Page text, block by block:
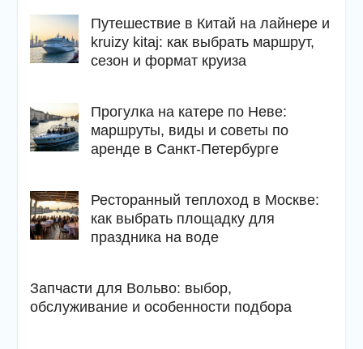
Путешествие в Китай на лайнере и
kruizy kitaj: как выбрать маршрут,
сезон и формат круиза
Прогулка на катере по Неве:
маршруты, виды и советы по
аренде в Санкт-Петербурге
Ресторанный теплоход в Москве:
как выбрать площадку для
праздника на воде
Запчасти для Вольво: выбор,
обслуживание и особенности подбора